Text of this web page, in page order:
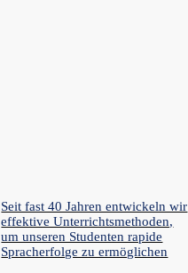
Seit fast 40 Jahren entwickeln wir
effektive Unterrichtsmethoden,
um unseren Studenten rapide
Spracherfolge zu ermöglichen